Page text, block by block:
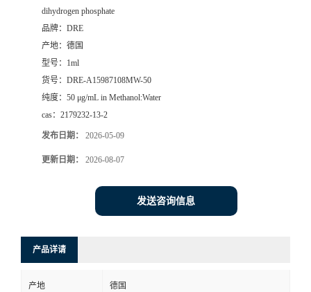
dihydrogen phosphate
品牌： DRE
产地： 德国
型号： 1ml
货号： DRE-A15987108MW-50
纯度： 50 μg/mL in Methanol:Water
cas： 2179232-13-2
发布日期： 2026-05-09
更新日期： 2026-08-07
发送咨询信息
产品详请
产地 德国